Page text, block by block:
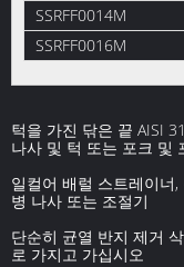
SSRFF0014M
SSRFF0016M
턱을 가진 닦은 끝 AISI
나사 및 턱 또는 포크 및
일컬어 배럴 스트레이너
병 나사 또는 조절기
단순히 균열 반지 제거
로 가지고 가십시오